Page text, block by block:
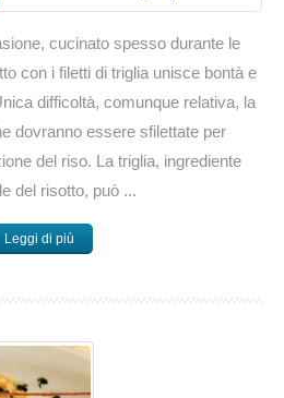
cucinato spesso durante le
con i filetti di triglia unisce bontà e
difficoltà, comunque relativa, la
dovranno essere sfilettate per
del riso. La triglia, ingrediente
del risotto, può ...
Leggi di più